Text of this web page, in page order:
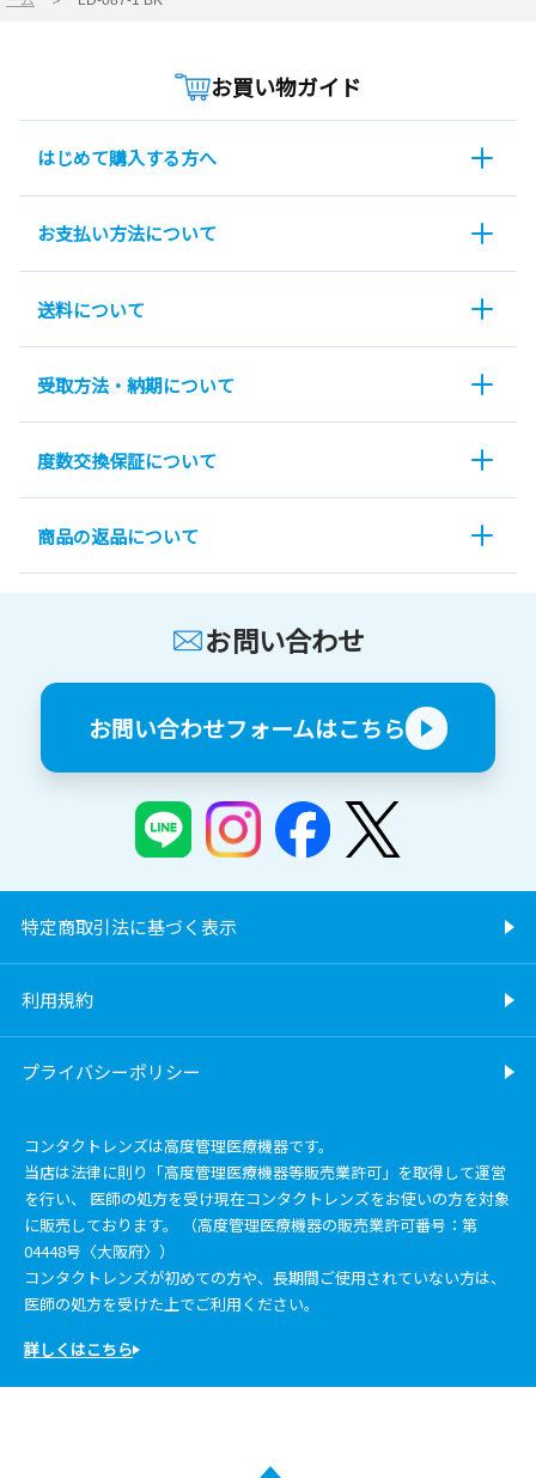
お買い物ガイド
はじめて購入する方へ
お支払い方法について
送料について
受取方法・納期について
度数交換保証について
商品の返品について
お問い合わせ
お問い合わせフォームはこちら
特定商取引法に基づく表示
利用規約
プライバシーポリシー
コンタクトレンズは高度管理医療機器です。
当店は法律に則り「高度管理医療機器等販売業許可」を取得して運営
を行い、 医師の処方を受け現在コンタクトレンズをお使いの方を対象
に販売しております。 （高度管理医療機器の販売業許可番号：第
04448号〈大阪府〉）
コンタクトレンズが初めての方や、長期間ご使用されていない方は、
医師の処方を受けた上でご利用ください。
詳しくはこちら